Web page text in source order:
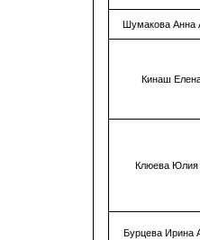
Шумакова Анна
Кинаш
Клюева Юлия
Бурцева Ирина